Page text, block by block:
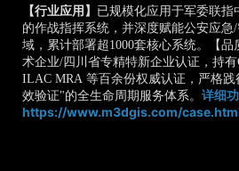
【行业应用】 已规模化应用于军委联指
的作战指挥系统，并深度赋能公安应急
域，累计部署超1000套核心系统。【
术企业/四川省专精特新企业认证，持有
ILAC MRA 等百余份权威认证，严格
效验证"的全生命周期服务体系。 详细
https://www.m3dgis.com/